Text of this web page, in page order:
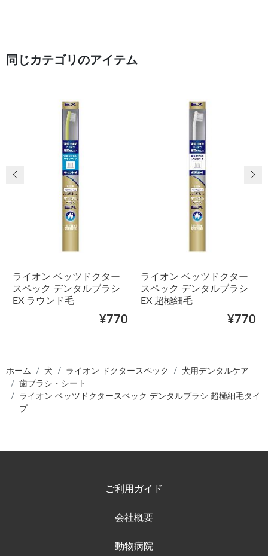
同じカテゴリのアイテム
ライオン ベッツドクター
スペック デンタルブラシ
EX ラウンド毛
¥770
ライオン ベッツドクター
スペック デンタルブラシ
EX 超極細毛
¥770
前の画像 次
ホーム 犬 ライオン ドクタースペック
犬用デンタルケア
歯ブラシ・シート
ライオン ベッツドクタースペック デンタルブラシ 超極細毛タイ
プ
ご利用ガイド
会社概要
動物病院